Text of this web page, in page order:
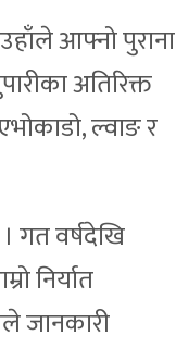
आफ्नो पुराना
अतिरिक्त
ल्वाङ र
गत वर्षदेखि
निर्यात
जानकारी